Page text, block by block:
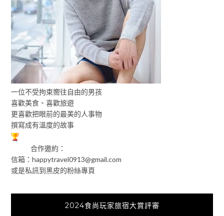
一位不受拘束嚮往自由的男孩
喜歡美食、喜歡旅遊
更喜歡把眼前的最美的人事物
撰寫成有溫度的故事
合作邀約：
信箱：happytravel0913@gmail.com
或是私訊到黑皮的粉絲專頁
2024食尚玩家旅宿大賞評審